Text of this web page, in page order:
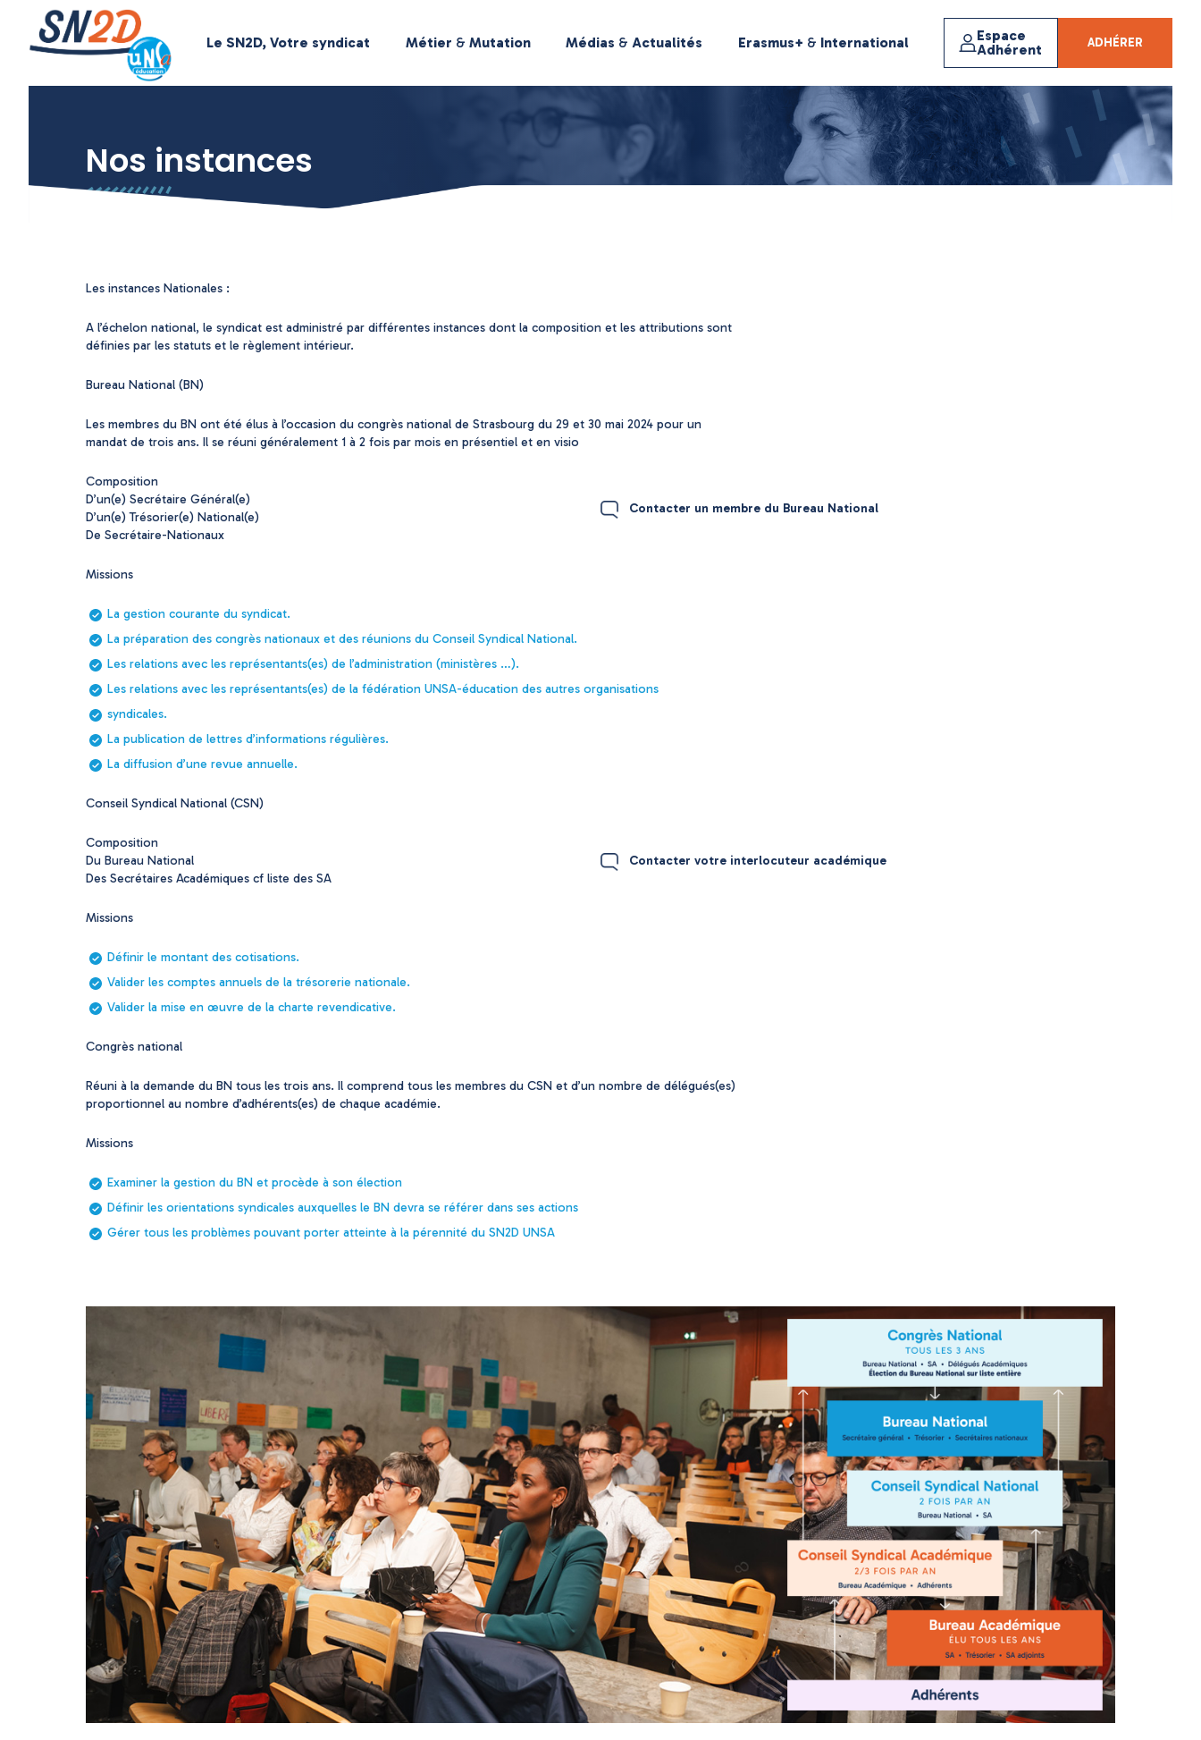
Le SN2D, Votre syndicat Métier & Mutation Médias &Actualités Erasmus+ & International
Espace
Adhérent
ADHÉRER
Nos instances
Les instances Nationales :
A l’échelon national, le syndicat est administré par différentes instances dont la composition et les attributions sont
définies par les statuts et le règlement intérieur.
Bureau National (BN)
Les membres du BN ont été élus à l’occasion du congrès national de Strasbourg du 29 et 30 mai 2024 pour un
mandat de trois ans. Il se réuni généralement 1 à 2 fois par mois en présentiel et en visio
Composition
D’un(e) Secrétaire Général(e)
D’un(e) Trésorier(e) National(e)
De Secrétaire-Nationaux
Contacter un membre du Bureau National
Missions
La gestion courante du syndicat.
La préparation des congrès nationaux et des réunions du Conseil Syndical National.
Les relations avec les représentants(es) de l’administration (ministères …).
Les relations avec les représentants(es) de la fédération UNSA-éducation des autres organisations
syndicales.
La publication de lettres d’informations régulières.
La diffusion d’une revue annuelle.
Conseil Syndical National (CSN)
Composition
Du Bureau National
Des Secrétaires Académiques cf liste des SA
Contacter votre interlocuteur académique
Missions
Définir le montant des cotisations.
Valider les comptes annuels de la trésorerie nationale.
Valider la mise en œuvre de la charte revendicative.
Congrès national
Réuni à la demande du BN tous les trois ans. Il comprend tous les membres du CSN et d’un nombre de délégués(es)
proportionnel au nombre d’adhérents(es) de chaque académie.
Missions
Examiner la gestion du BN et procède à son élection
Définir les orientations syndicales auxquelles le BN devra se référer dans ses actions
Gérer tous les problèmes pouvant porter atteinte à la pérennité du SN2D UNSA